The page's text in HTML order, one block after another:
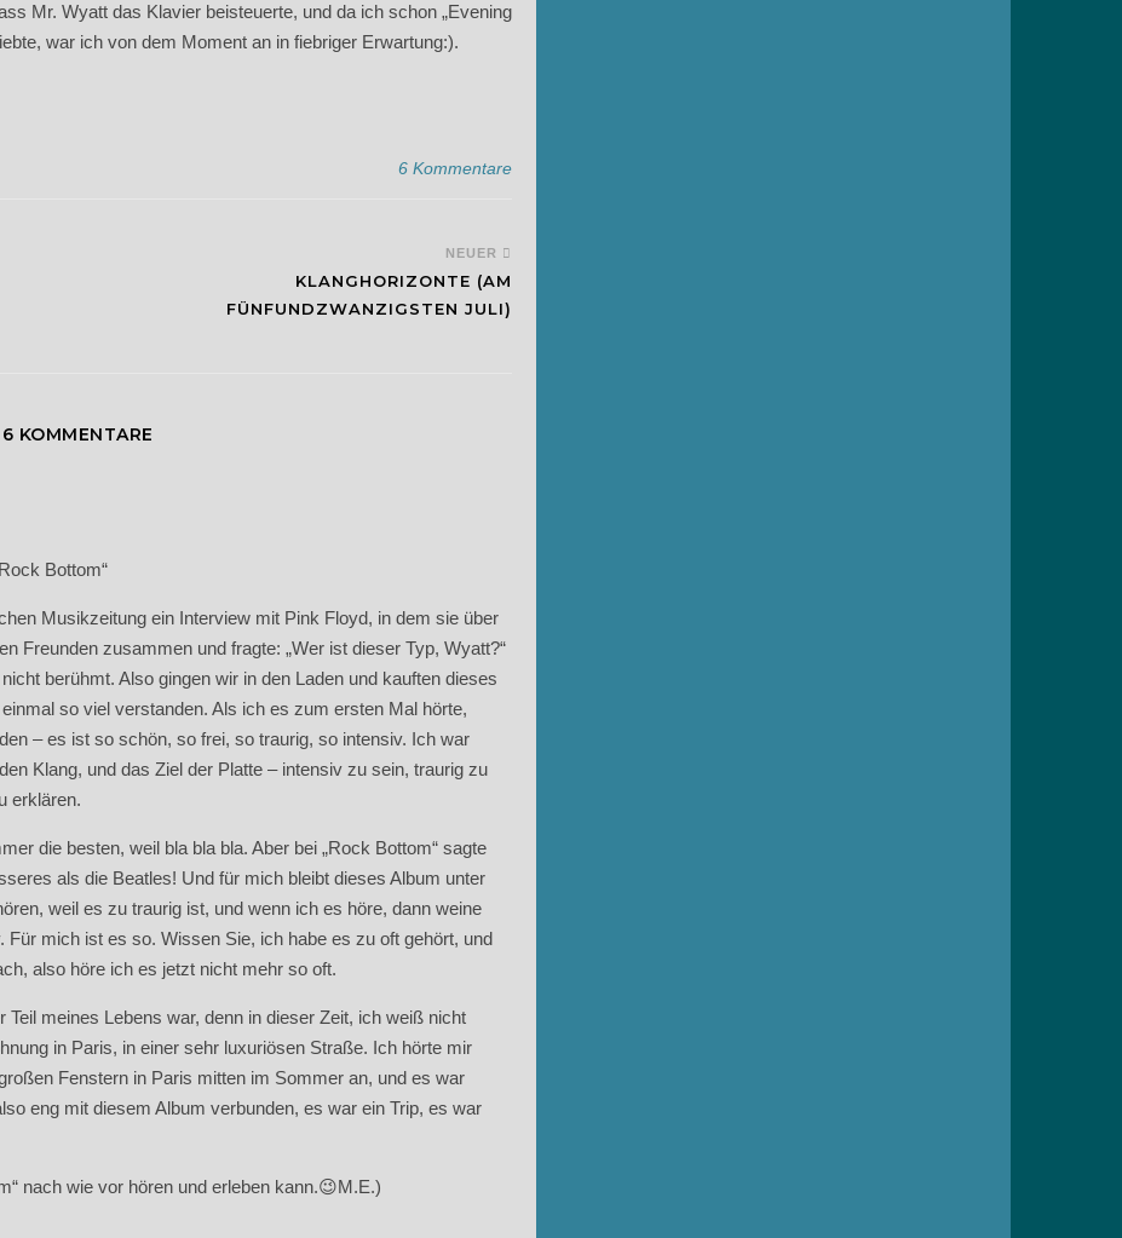
Mr. Wyatt das Klavier beisteuerte, und da ich schon „Evening
war ich von dem Moment an in fiebriger Erwartung:).
6 Kommentare
NEUER
KLANGHORIZONTE (AM
FÜNFUNDZWANZIGSTEN JULI)
6 KOMMENTARE
Bottom“
Musikzeitung ein Interview mit Pink Floyd, in dem sie über
Freunden zusammen und fragte: „Wer ist dieser Typ, Wyatt?“
berühmt. Also gingen wir in den Laden und kauften dieses
so viel verstanden. Als ich es zum ersten Mal hörte,
– es ist so schön, so frei, so traurig, so intensiv. Ich war
Klang, und das Ziel der Platte – intensiv zu sein, traurig zu
erklären.
die besten, weil bla bla bla. Aber bei „Rock Bottom“ sagte
als die Beatles! Und für mich bleibt dieses Album unter
weil es zu traurig ist, und wenn ich es höre, dann weine
mich ist es so. Wissen Sie, ich habe es zu oft gehört, und
also höre ich es jetzt nicht mehr so oft.
meines Lebens war, denn in dieser Zeit, ich weiß nicht
in Paris, in einer sehr luxuriösen Straße. Ich hörte mir
Fenstern in Paris mitten im Sommer an, und es war
eng mit diesem Album verbunden, es war ein Trip, es war
nach wie vor hören und erleben kann.😉M.E.)